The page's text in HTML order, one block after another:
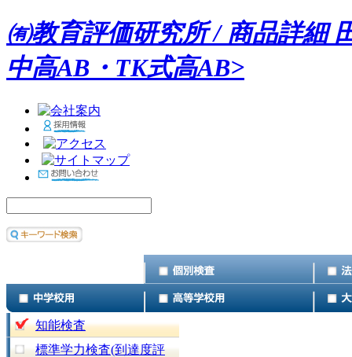
㈲教育評価研究所 / 商品詳細
中高AB・TK式高AB>
知能検査
標準学力検査(到達度評